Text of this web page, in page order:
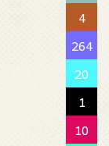
4
264
20
1
10